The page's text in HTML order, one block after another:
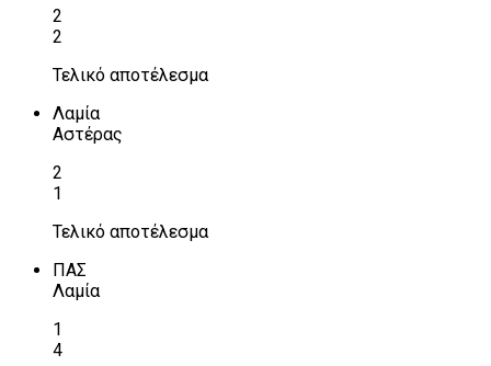
2
2
Τελικό αποτέλεσμα
Λαμία
Αστέρας
2
1
Τελικό αποτέλεσμα
ΠΑΣ
Λαμία
1
4